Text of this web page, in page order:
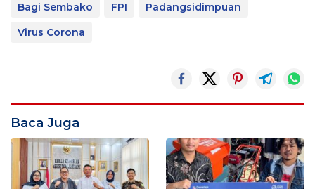
Bagi Sembako FPI
Padangsidimpuan
Virus Corona
Baca Juga